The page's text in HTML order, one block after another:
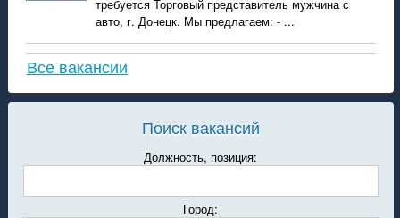
требуется Торговый представитель мужчина с
авто, г. Донецк. Мы предлагаем: - ...
Все вакансии
Поиск вакансий
Должность, позиция:
Город: